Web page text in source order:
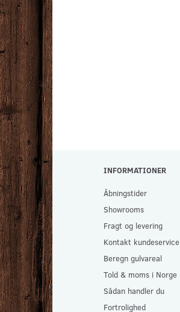
LAMINATGULV
VAREPRØVE
40,00 DKK
Se produktet
INFORMATIONER
Åbningstider
Showrooms
Fragt og levering
Kontakt kundeservice
Beregn gulvareal
Told & moms i Norge
Sådan handler du
Fortrolighed